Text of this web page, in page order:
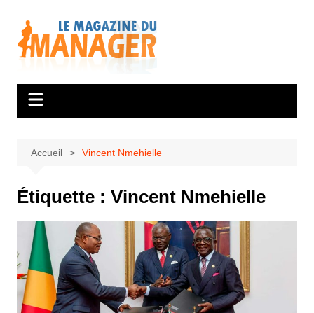
contenu
Accueil Vincent Nmehielle
Étiquette : Vincent Nmehielle